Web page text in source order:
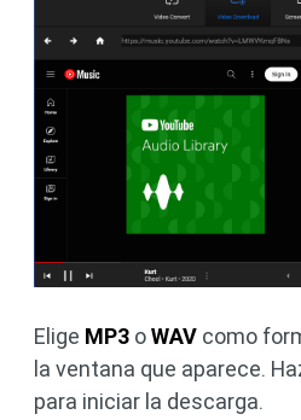
Elige MP3 oWAV como
la ventana que aparece.
para iniciar la descarga.